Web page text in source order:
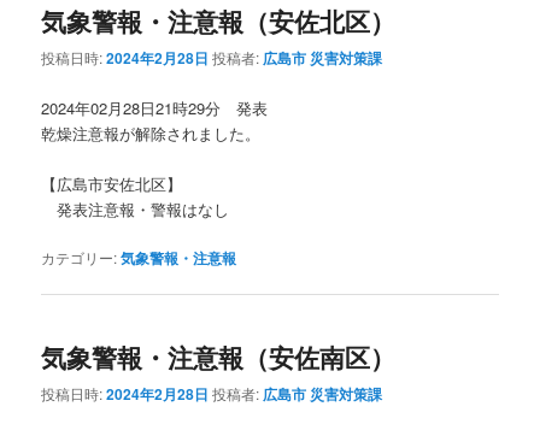
気象警報・注意報（安佐北区）
投稿日時:2024年2月28日 投稿者: 広島市 災害対策課
2024年02月28日21時29分 発表
乾燥注意報が解除されました。
【広島市安佐北区】
発表注意報・警報はなし
カテゴリー:気象警報・注意報
気象警報・注意報（安佐南区）
投稿日時:2024年2月28日 投稿者: 広島市 災害対策課